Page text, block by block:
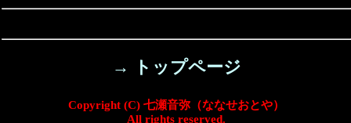
→ トップページ
Copyright (C) 七瀬音弥（ななせおとや）
All rights reserved.